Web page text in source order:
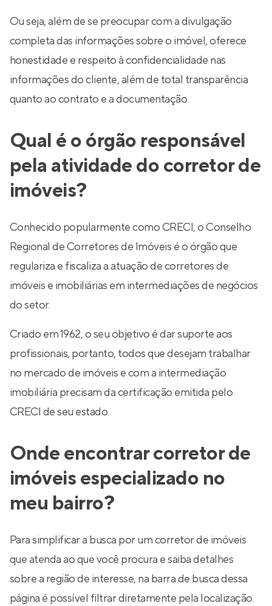
Ou seja, além de se preocupar com a divulgação
completa das informações sobre o imóvel, oferece
honestidade e respeito à confidencialidade nas
informações do cliente, além de total transparência
quanto ao contrato e a documentação.
Qual é o órgão responsável
pela atividade do corretor de
imóveis?
Conhecido popularmente como CRECI, o Conselho
Regional de Corretores de Imóveis é o órgão que
regulariza e fiscaliza a atuação de corretores de
imóveis e imobiliárias em intermediações de negócios
do setor.
Criado em 1962, o seu objetivo é dar suporte aos
profissionais, portanto, todos que desejam trabalhar
no mercado de imóveis e com a intermediação
imobiliária precisam da certificação emitida pelo
CRECI de seu estado.
Onde encontrar corretor de
imóveis especializado no
meu bairro?
Para simplificar a busca por um corretor de imóveis
que atenda ao que você procura e saiba detalhes
sobre a região de interesse, na barra de busca dessa
página é possível filtrar diretamente pela localização.